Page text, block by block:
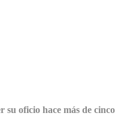
oficio hace más de cinco